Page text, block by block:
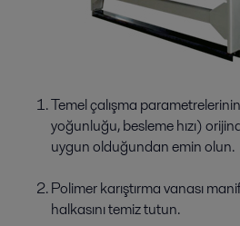
Temel çalışma
yoğunluğu, besleme hızı)
uygun olduğundan emin olun.
Polimer karıştırma vanası
halkasını temiz tutun.